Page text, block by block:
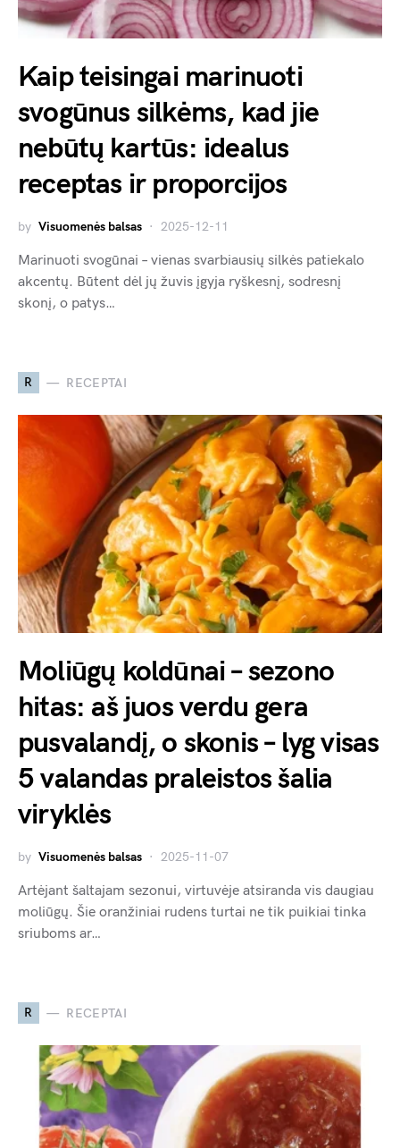
Kaip teisingai marinuoti
svogūnus silkėms, kad jie
nebūtų kartūs: idealus
receptas ir proporcijos
by Visuomenės balsas 2025-12-11
Marinuoti svogūnai – vienas svarbiausių silkės patiekalo
akcentų. Būtent dėl jų žuvis įgyja ryškesnį, sodresnį
skonį, o patys…
R RECEPTAI
Moliūgų koldūnai – sezono
hitas: aš juos verdu gera
pusvalandį, o skonis – lyg visas
5 valandas praleistos šalia
viryklės
by Visuomenės balsas 2025-11-07
Artėjant šaltajam sezonui, virtuvėje atsiranda vis daugiau
moliūgų. Šie oranžiniai rudens turtai ne tik puikiai tinka
sriuboms ar…
R RECEPTAI